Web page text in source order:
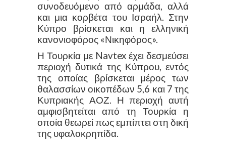
συνοδευόμενο από αρμάδα, αλλά
και μια κορβέτα του Ισραήλ. Στην
Κύπρο βρίσκεται και η ελληνική
κανονιοφόρος «Νικηφόρος».
Η Τουρκία με Navtex έχει δεσμεύσει
περιοχή δυτικά της Κύπρου, εντός
της οποίας βρίσκεται μέρος των
θαλασσίων οικοπέδων 5,6 και 7 της
Κυπριακής ΑΟΖ. Η περιοχή αυτή
αμφισβητείται από τη Τουρκία η
οποία θεωρεί πως εμπίπτει στη δική
της υφαλοκρηπίδα.